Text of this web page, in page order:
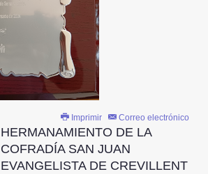
Imprimir Correo electrónico
HERMANAMIENTO DE LA
COFRADÍA SAN JUAN
EVANGELISTA DE CREVILLENT